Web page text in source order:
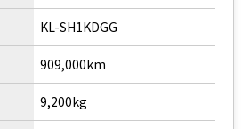
KL-SH1KDGG
909,000km
9,200kg